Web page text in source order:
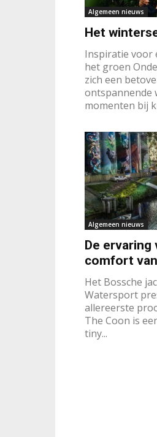
Algemeen nieuws
Het
Inspiratie voor
het groen
zich een
ontspannende
momenten bij
Algemeen nieuws
De ervaring
comfort
Het Bossche
Watersport
allereerste
The Coon is
tiny...